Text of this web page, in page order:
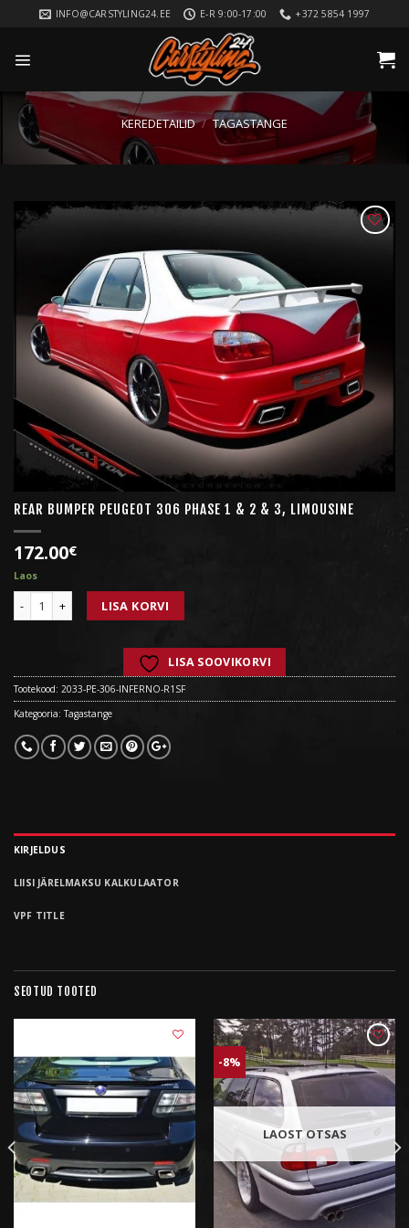
INFO@CARSTYLING24.EE E-R 9:00-17:00 +372 5854 1997
KEREDETAILID / TAGASTANGE
LISA
SOOVIKORVI
REAR BUMPER PEUGEOT 306 PHASE 1 & 2 & 3, LIMOUSINE
172.00€
Laos
LISA KORVI
LISA SOOVIKORVI
Tootekood: 2033-PE-306-INFERNO-R1SF
Kategooria:Tagastange
KIRJELDUS
LIISI JÄRELMAKSU KALKULAATOR
VPF TITLE
SEOTUD TOOTED
LISA
SOOVIKORVI
-8%
LAOST OTSAS